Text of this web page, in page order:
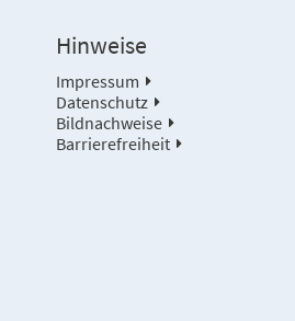
Hinweise
Impressum
Datenschutz
Bildnachweise
Barrierefreiheit